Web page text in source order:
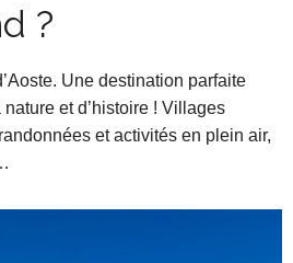
?
Une destination parfaite
et d’histoire ! Villages
et activités en plein air,